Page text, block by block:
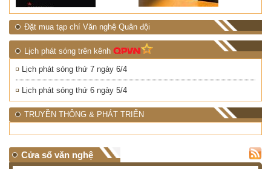
Đặt mua tạp chí Văn nghệ Quân đội
Lịch phát sóng trên kênh
Lịch phát sóng thứ 7 ngày 6/4
Lịch phát sóng thứ 6 ngày 5/4
TRUYỀN THÔNG & PHÁT TRIỂN
Cửa sổ văn nghệ